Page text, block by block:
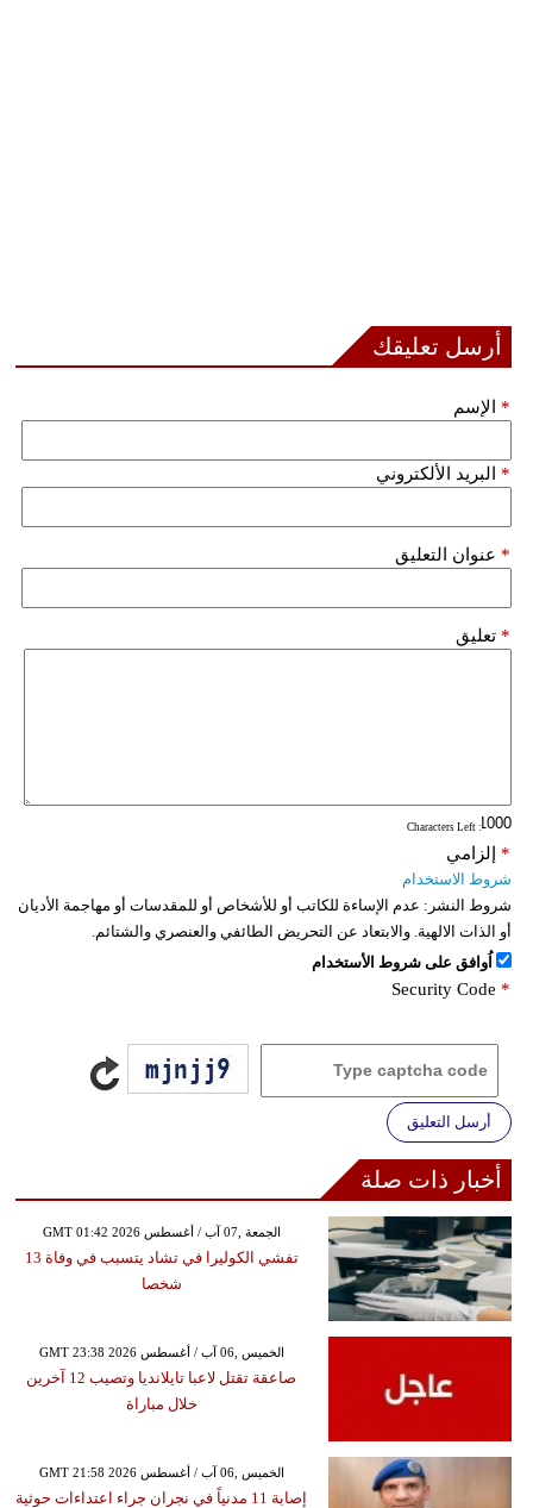
أرسل تعليقك
الإسم *
البريد الألكتروني *
عنوان التعليق *
تعليق *
: Characters Left
إلزامي *
شروط الاستخدام
شروط النشر: عدم الإساءة للكاتب أو للأشخاص أو للمقدسات أو مهاجمة الأديان
أو الذات الالهية. والابتعاد عن التحريض الطائفي والعنصري والشتائم.
اُوافق على شروط الأستخدام
Security Code *
أرسل التعليق
أخبار ذات صلة
GMT 01:42 2026 الجمعة ,07 آب / أغسطس
تفشي الكوليرا في تشاد يتسبب في وفاة 13
شخصا
GMT 23:38 2026 الخميس ,06 آب / أغسطس
صاعقة تقتل لاعبا تايلانديا وتصيب 12 آخرين
خلال مباراة
GMT 21:58 2026 الخميس ,06 آب / أغسطس
إصابة 11 مدنياً في نجران جراء اعتداءات حوثية